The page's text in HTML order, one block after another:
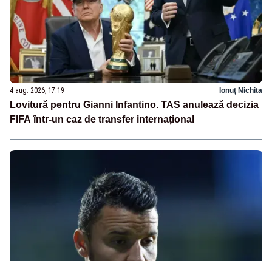
4 aug. 2026, 17:19 Ionuț Nichita
Lovitură pentru Gianni Infantino. TAS anulează decizia
FIFA într-un caz de transfer internațional